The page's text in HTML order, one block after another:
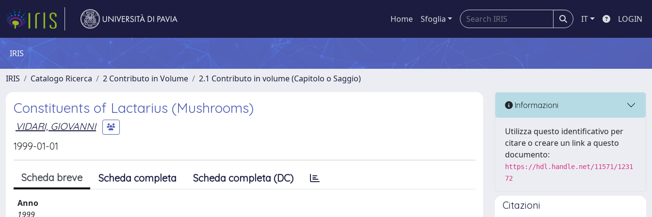
Home Sfoglia IT LOGIN
IRIS
IRIS Catalogo Ricerca 2 Contributo in Volume 2.1 Contributo in volume (Capitolo o Saggio)
Constituents of Lactarius (Mushrooms)
VIDARI, GIOVANNI
1999-01-01
Scheda breve Scheda completa Scheda completa (DC)
Anno
1999
Informazioni
Utilizza questo identificativo per
citare o creare un link a questo
documento:
https://hdl.handle.net/11571/1231
72
Citazioni